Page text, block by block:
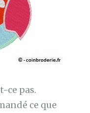
ce pas.
ce que